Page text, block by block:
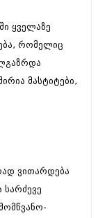
ყველაზე
რომელიც
მასტიტები,
ვითარდება
სარძევე